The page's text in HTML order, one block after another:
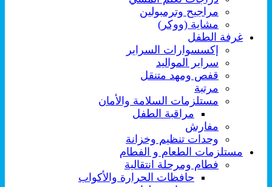
مراجيح وترمبولين
مشاية (ووكر)
غرفة الطفل
إكسسوارات السراير
سراير المواليد
قفص ومهد متنقل
مرتبة
مستلزمات السلامة والأمان
مراقبة الطفل
مفارش
وحدات تنظيم وخزانة
مستلزمات الطعام و الفطام
فطام ومرحلة انتقالية
حافظات الحرارة والأكواب